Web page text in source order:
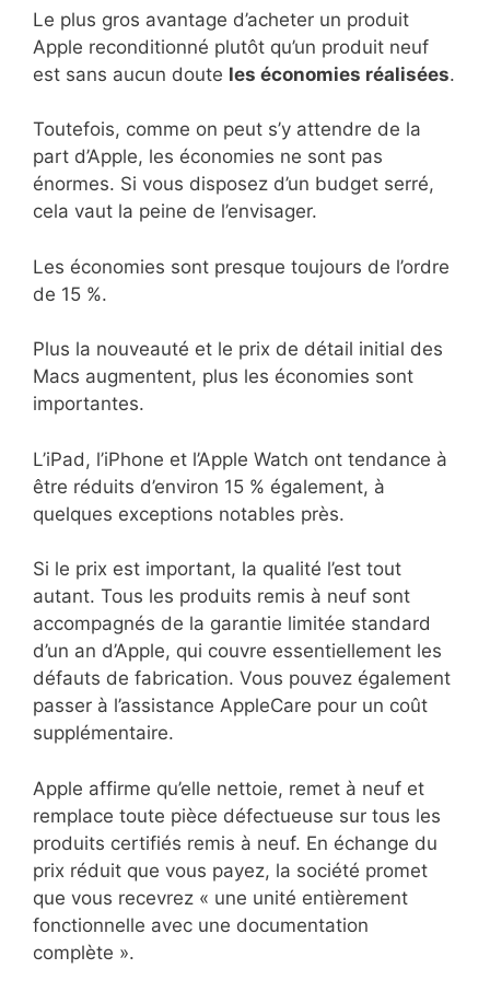
Le plus gros avantage d’acheter un produit
Apple reconditionné plutôt qu’un produit neuf
est sans aucun doute les économies réalisées.
Toutefois, comme on peut s’y attendre de la
part d’Apple, les économies ne sont pas
énormes. Si vous disposez d’un budget serré,
cela vaut la peine de l’envisager.
Les économies sont presque toujours de l’ordre
de 15 %.
Plus la nouveauté et le prix de détail initial des
Macs augmentent, plus les économies sont
importantes.
L’iPad, l’iPhone et l’Apple Watch ont tendance à
être réduits d’environ 15 % également, à
quelques exceptions notables près.
Si le prix est important, la qualité l’est tout
autant. Tous les produits remis à neuf sont
accompagnés de la garantie limitée standard
d’un an d’Apple, qui couvre essentiellement les
défauts de fabrication. Vous pouvez également
passer à l’assistance AppleCare pour un coût
supplémentaire.
Apple affirme qu’elle nettoie, remet à neuf et
remplace toute pièce défectueuse sur tous les
produits certifiés remis à neuf. En échange du
prix réduit que vous payez, la société promet
que vous recevrez « une unité entièrement
fonctionnelle avec une documentation
complète ».